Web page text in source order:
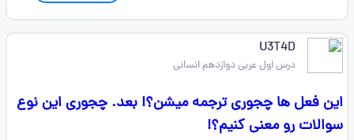
U3T4D
درس اول عربی دوازدهم انسانی
این فعل ها چجوری ترجمه میشن؟! بعد. چجوری این نوع
سوالات رو معنی کنیم؟!